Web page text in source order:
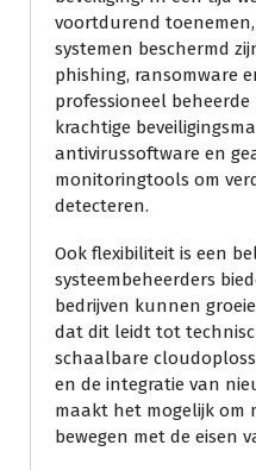
voortdurend
systemen beschermd
phishing, ransomware
professioneel beheerde
krachtige
antivirussoftware en
monitoringtools om
detecteren.
Ook flexibiliteit is een
systeembeheerders
bedrijven kunnen
dat dit leidt tot
schaalbare
en de integratie van
maakt het mogelijk om
bewegen met de eisen